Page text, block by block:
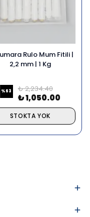
Rulo Mum Fitili |
2,2 mm | 1 Kg
%53 ₺ 2,234.40
₺ 1,050.00
STOKTA YOK